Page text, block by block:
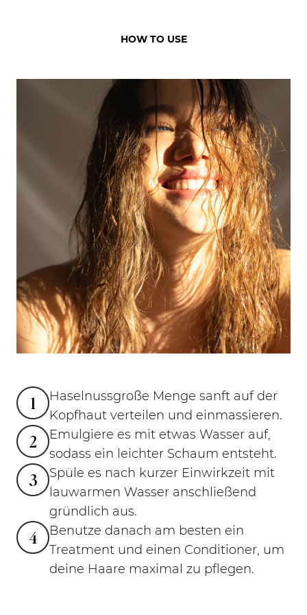
HOW TO USE
1
Haselnussgroße Menge sanft auf der
Kopfhaut verteilen und einmassieren.
2
Emulgiere es mit etwas Wasser auf,
sodass ein leichter Schaum entsteht.
3
Spüle es nach kurzer Einwirkzeit mit
lauwarmen Wasser anschließend
gründlich aus.
4
Benutze danach am besten ein
Treatment und einen Conditioner, um
deine Haare maximal zu pflegen.